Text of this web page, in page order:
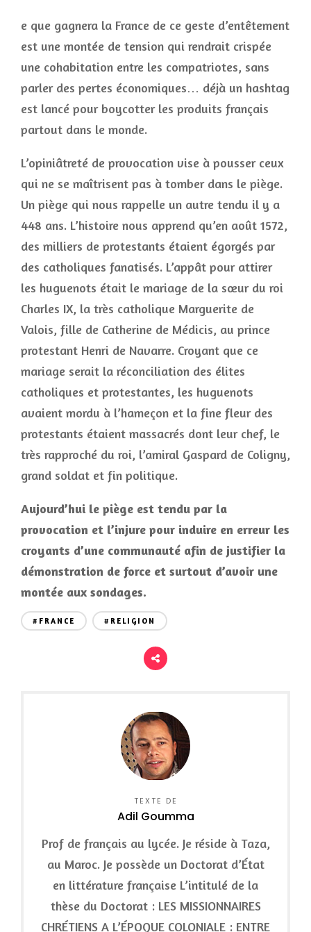
e que gagnera la France de ce geste d’entêtement
est une montée de tension qui rendrait crispée
une cohabitation entre les compatriotes, sans
parler des pertes économiques… déjà un hashtag
est lancé pour boycotter les produits français
partout dans le monde.
L’opiniâtreté de provocation vise à pousser ceux
qui ne se maîtrisent pas à tomber dans le piège.
Un piège qui nous rappelle un autre tendu il y a
448 ans. L’histoire nous apprend qu’en août 1572,
des milliers de protestants étaient égorgés par
des catholiques fanatisés. L’appât pour attirer
les huguenots était le mariage de la sœur du roi
Charles IX, la très catholique Marguerite de
Valois, fille de Catherine de Médicis, au prince
protestant Henri de Navarre. Croyant que ce
mariage serait la réconciliation des élites
catholiques et protestantes, les huguenots
avaient mordu à l’hameçon et la fine fleur des
protestants étaient massacrés dont leur chef, le
très rapproché du roi, l’amiral Gaspard de Coligny,
grand soldat et fin politique.
Aujourd’hui le piège est tendu par la
provocation et l’injure pour induire en erreur les
croyants d’une communauté afin de justifier la
démonstration de force et surtout d’avoir une
montée aux sondages.
#FRANCE #RELIGION
TEXTE DE
Adil Goumma
Prof de français au lycée. Je réside à Taza,
au Maroc. Je possède un Doctorat d’État
en littérature française L’intitulé de la
thèse du Doctorat : LES MISSIONNAIRES
CHRÉTIENS A L’ÉPOQUE COLONIALE : ENTRE